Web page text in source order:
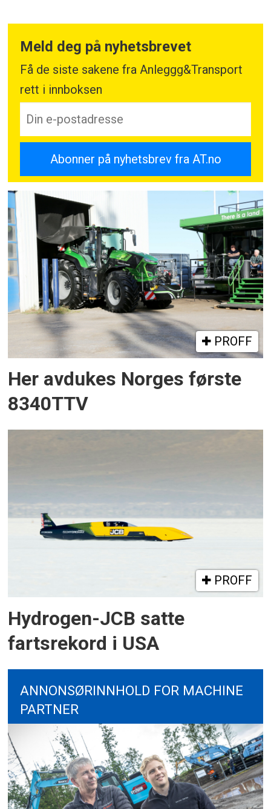
Meld deg på nyhetsbrevet
Få de siste sakene fra Anleggg&Transport
rett i innboksen
PROFF
Her avdukes Norges første
8340TTV
PROFF
Hydrogen-JCB satte
fartsrekord i USA
ANNONSØRINNHOLD FOR MACHINE
PARTNER